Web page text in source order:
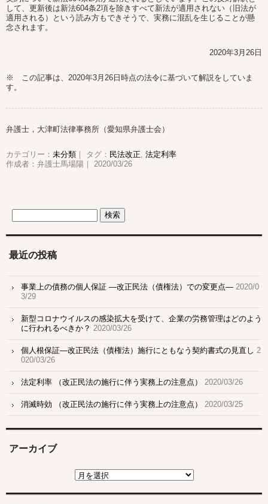
して、更新後は新法604条2項を除きすべて新法が適用されない（旧法が
適用される）という読み方もできそうで、実務に混乱を生じることが懸
念されます。
2020年3月26日
※ この記事は、2020年3月26日時点の法令に基づいて解説をしていま
す。
弁護士，大津町法律事務所（愛知県弁護士会）
カテゴリー： 未分類 ｜ タグ： 民法改正 法定利率
作成者：弁護士馬場陽｜ 2020/03/26
最近の投稿
事業上の債務の個人保証 ―改正民法（債権法）での変更点― 2020/0
3/29
新型コロナウイルスの感染拡大を受けて、企業の労務管理はどのよう
に行われるべきか？ 2020/03/26
個人根保証―改正民法（債権法）施行にともなう契約書式の見直し 2
020/03/26
法定利率 （改正民法の施行に伴う実務上の注意点） 2020/03/26
消滅時効 （改正民法の施行に伴う実務上の注意点） 2020/03/25
アーカイブ
カ